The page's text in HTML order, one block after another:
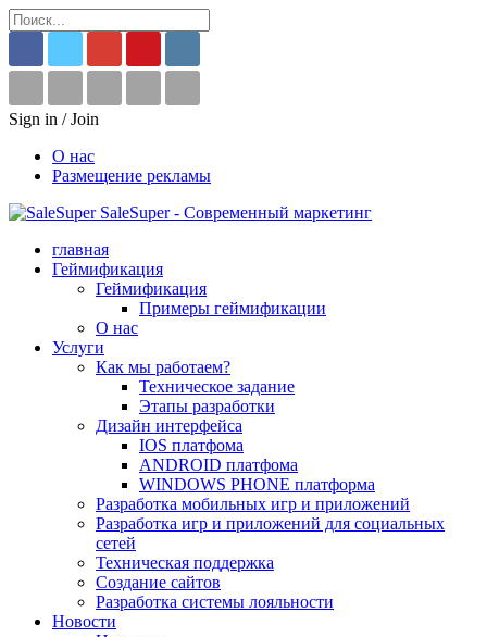
Sign in / Join
О нас
Размещение рекламы
SaleSuper - Современный маркетинг
главная
Геймификация
Геймификация
Примеры геймификации
О нас
Услуги
Как мы работаем?
Техническое задание
Этапы разработки
Дизайн интерфейса
IOS платфома
ANDROID платфома
WINDOWS PHONE платформа
Разработка мобильных игр и приложений
Разработка игр и приложений для социальных
сетей
Техническая поддержка
Создание сайтов
Разработка системы лояльности
Новости